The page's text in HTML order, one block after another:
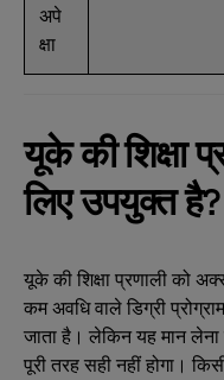
अपे
क्षा
यूके की शिक्षा
लिए उपयुक्त है?
यूके की शिक्षा प्रणाली को
कम अवधि वाले डिग्री
जाता है। लेकिन यह मान
पूरी तरह सही नहीं होगा।